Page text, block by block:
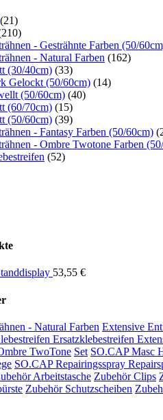
(21)
- Gesträhnte Farben (50/
- Natural Farben (162)
(30/40cm) (33)
Gelockt (50/60cm) (14)
(50/60cm) (40)
(60/70cm) (15)
(50/60cm) (39)
- Fantasy Farben (50/60cm)
- Ombre Twotone Farben
(52)
53,55 €
- Natural Farben Extensive
Ersatzklebestreifen
TwoTone Set SO.CAP Masc
SO.CAP Repairingsspray
Arbeitstasche Zubehör Clips
Zubehör Schutzscheiben